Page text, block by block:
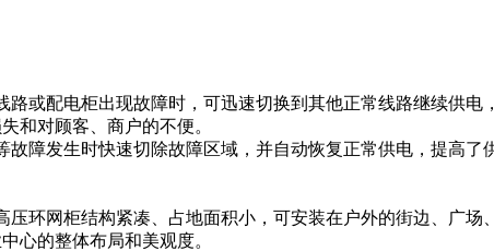
或配电柜出现故障时，可迅速切换到其他正常线路继续供
和对顾客、商户的不便。
故障发生时快速切除故障区域，并自动恢复正常供电，提高
环网柜结构紧凑、占地面积小，可安装在户外的街边、广
心的整体布局和美观度。